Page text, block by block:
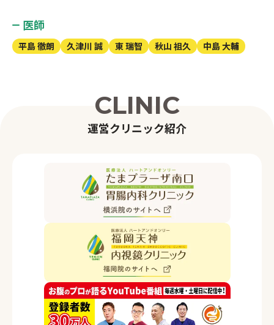
医師
平島 徹朗 久津川 誠 東 瑞智 秋山 祖久 中島 大輔
CLINIC
運営クリニック紹介